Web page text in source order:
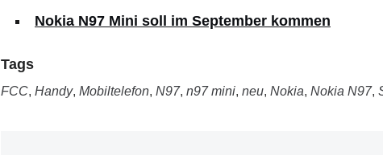
Nokia N97 Mini soll im September kommen
Tags
FCC, Handy, Mobiltelefon, N97, n97 mini, neu, Nokia, Nokia N97,